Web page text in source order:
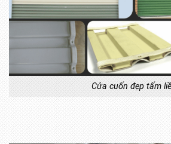
Cửa cuốn đẹp tấm